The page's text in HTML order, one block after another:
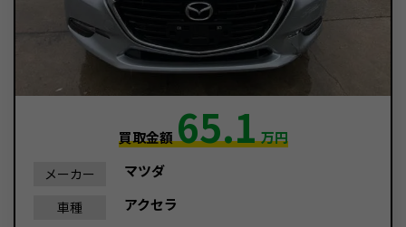
買取金額65.1万円
メーカー マツダ
車種 アクセラ